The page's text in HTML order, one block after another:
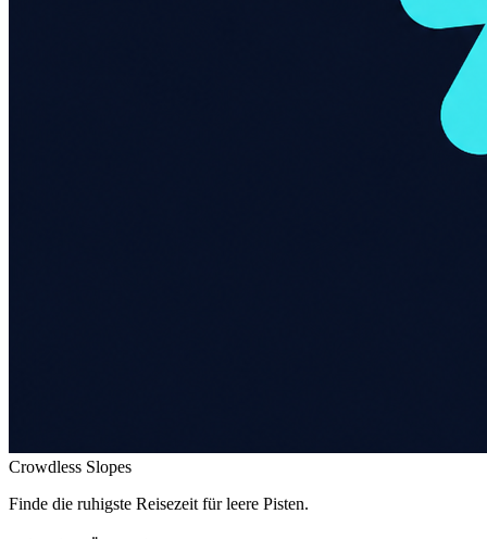
Crowdless Slopes
Finde die ruhigste Reisezeit für leere Pisten.